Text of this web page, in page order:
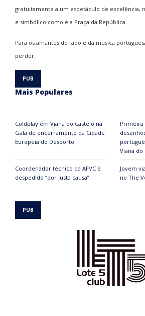
gratuitamente a um espetáculo de excelência,
e simbólico como é a Praça da República.
Para os amantes do fado e da música
perder.
Mais Populares
Coldplay em Viana do Castelo na
Gala de encerramento da Cidade
Europeia do Desporto
Primeira
Viana do
Coordenador técnico da AFVC é
despedido “por justa causa”
Jovem
no The